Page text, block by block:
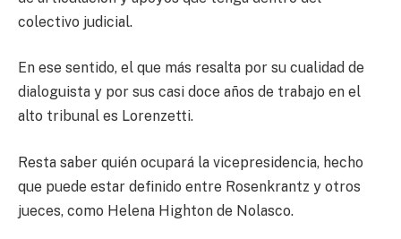
colectivo judicial.
En ese sentido, el que más resalta por su cualidad de
dialoguista y por sus casi doce años de trabajo en el
alto tribunal es Lorenzetti.
Resta saber quién ocupará la vicepresidencia, hecho
que puede estar definido entre Rosenkrantz y otros
jueces, como Helena Highton de Nolasco.